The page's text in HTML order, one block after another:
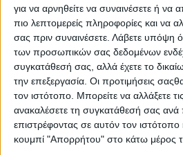
για να αρνηθείτε να συναινέσετε ή
πιο λεπτομερείς πληροφορίες και να
σας πριν συναινέσετε. Λάβετε υπόψη
των προσωπικών σας δεδομένων
συγκατάθεσή σας, αλλά έχετε το
την επεξεργασία. Οι προτιμήσεις
τον ιστότοπο. Μπορείτε να αλλάξετε
ανακαλέσετε τη συγκατάθεσή σας ανά
επιστρέφοντας σε αυτόν τον ιστότοπο
κουμπί "Απορρήτου" στο κάτω μέρος
Κωδικός προϊόντος : 0230-NG-B0063
Χειροπέδα από ανοξείδωτο
Κριού, σε χρυσό χρώμα από την
Κατόπιν Παραγγελίας (Παράδοση
ημέρες)